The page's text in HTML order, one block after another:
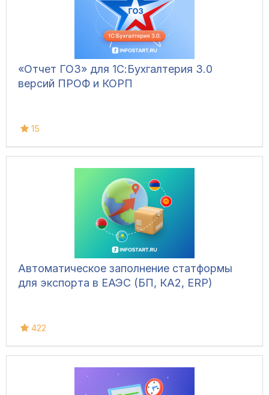
«Отчет ГОЗ» для 1С:Бухгалтерия 3.0
версий ПРОФ и КОРП
15
Автоматическое заполнение статформы
для экспорта в ЕАЭС (БП, КА2, ERP)
422